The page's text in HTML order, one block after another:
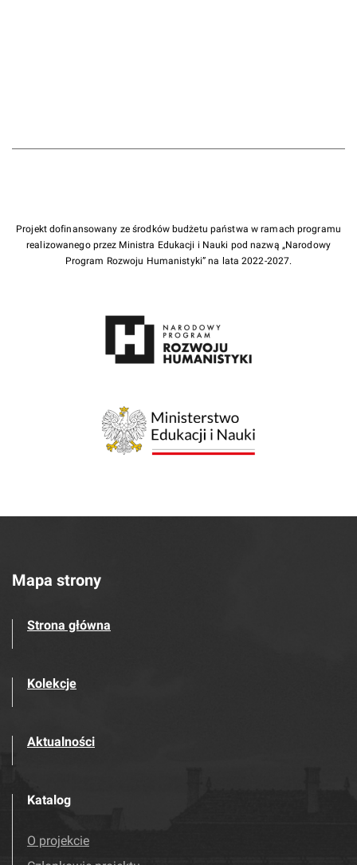
Projekt dofinansowany ze środków budżetu państwa w ramach programu
realizowanego przez Ministra Edukacji i Nauki pod nazwą „Narodowy
Program Rozwoju Humanistyki” na lata 2022-2027.
Mapa strony
Strona główna
Kolekcje
Aktualności
Katalog
O projekcie